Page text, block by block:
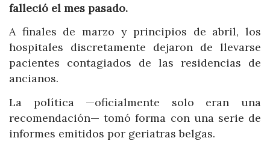
falleció el mes pasado.
A finales de marzo y principios de abril, los
hospitales discretamente dejaron de llevarse
pacientes contagiados de las residencias de
ancianos.
La política —oficialmente solo eran una
recomendación— tomó forma con una serie de
informes emitidos por geriatras belgas.